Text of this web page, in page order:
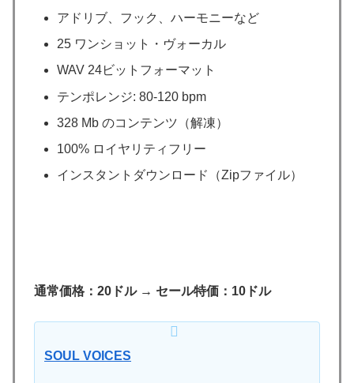
アドリブ、フック、ハーモニーなど
25 ワンショット・ヴォーカル
WAV 24ビットフォーマット
テンポレンジ: 80-120 bpm
328 Mb のコンテンツ（解凍）
100% ロイヤリティフリー
インスタントダウンロード（Zipファイル）
通常価格：20ドル → セール特価：10ドル
SOUL VOICES